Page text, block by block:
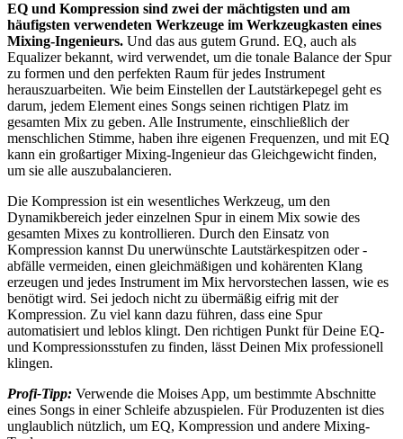
EQ und Kompression sind zwei der mächtigsten und am
häufigsten verwendeten Werkzeuge im Werkzeugkasten eines
Mixing-Ingenieurs. Und das aus gutem Grund. EQ, auch als
Equalizer bekannt, wird verwendet, um die tonale Balance der Spur
zu formen und den perfekten Raum für jedes Instrument
herauszuarbeiten. Wie beim Einstellen der Lautstärkepegel geht es
darum, jedem Element eines Songs seinen richtigen Platz im
gesamten Mix zu geben. Alle Instrumente, einschließlich der
menschlichen Stimme, haben ihre eigenen Frequenzen, und mit EQ
kann ein großartiger Mixing-Ingenieur das Gleichgewicht finden,
um sie alle auszubalancieren.
Die Kompression ist ein wesentliches Werkzeug, um den
Dynamikbereich jeder einzelnen Spur in einem Mix sowie des
gesamten Mixes zu kontrollieren. Durch den Einsatz von
Kompression kannst Du unerwünschte Lautstärkespitzen oder -
abfälle vermeiden, einen gleichmäßigen und kohärenten Klang
erzeugen und jedes Instrument im Mix hervorstechen lassen, wie es
benötigt wird. Sei jedoch nicht zu übermäßig eifrig mit der
Kompression. Zu viel kann dazu führen, dass eine Spur
automatisiert und leblos klingt. Den richtigen Punkt für Deine EQ-
und Kompressionsstufen zu finden, lässt Deinen Mix professionell
klingen.
Profi-Tipp: Verwende die Moises App, um bestimmte Abschnitte
eines Songs in einer Schleife abzuspielen. Für Produzenten ist dies
unglaublich nützlich, um EQ, Kompression und andere Mixing-